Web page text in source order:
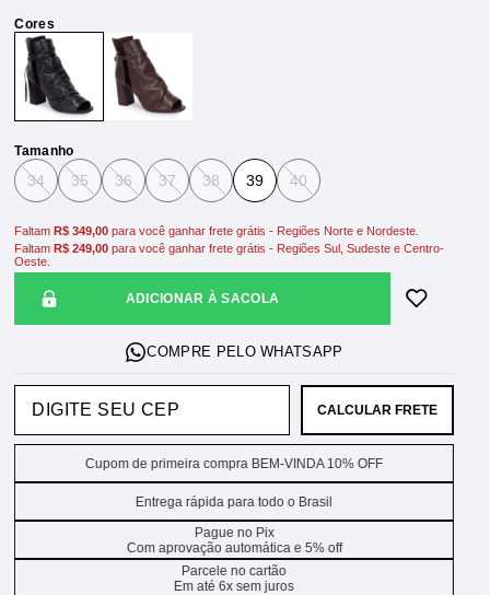
Tamanho
34 35 36 37 38 39 40
ADICIONAR À SACOLA
FaltamR$ 349,00 para você ganhar frete grátis - Regiões Norte e Nordeste.
FaltamR$ 249,00 para você ganhar frete grátis - Regiões Sul, Sudeste e Centro-
Oeste.
CALCULAR FRETE
Cupom de primeira compra BEM-VINDA 10% OFF
Entrega rápida para todo o Brasil
Pague no Pix
Com aprovação automática e 5% off
Parcele no cartão
Em até 6x sem juros